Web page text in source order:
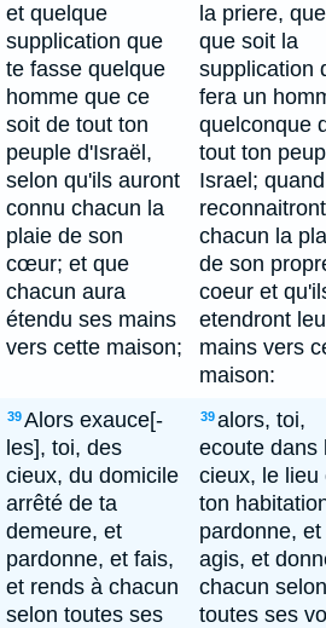
et quelque
supplication que
te fasse quelque
homme que ce
soit de tout ton
peuple d'Israël,
selon qu'ils auront
connu chacun la
plaie de son
cœur; et que
chacun aura
étendu ses mains
vers cette maison;
la priere,
que soit la
supplication
fera un
quelconque
tout ton
Israel;
reconnaitront
chacun la
de son
coeur et
etendront
mains vers
maison:
39Alors exauce[-
les], toi, des
cieux, du domicile
arrêté de ta
demeure, et
pardonne, et fais,
et rends à chacun
selon toutes ses
39alors, toi,
ecoute dans
cieux, le lieu
ton
pardonne, et
agis, et
chacun selon
toutes ses